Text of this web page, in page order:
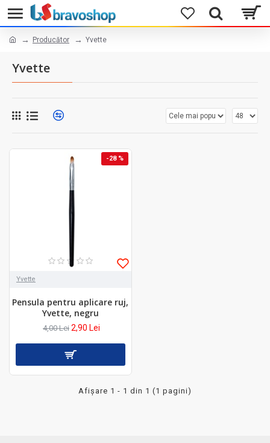
Producător Yvette
Yvette
-28 %
Yvette
Pensula pentru aplicare ruj,
Yvette, negru
4,00 Lei 2,90 Lei
Afişare 1 - 1 din 1 (1 pagini)